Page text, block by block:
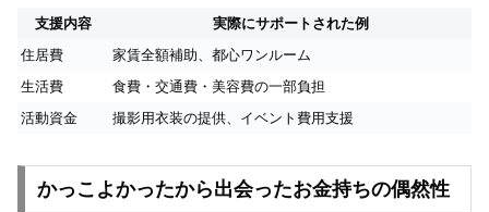
支援内容
実際にサポートされた例
住居費
家賃全額補助、都心ワンルーム
生活費
食費・交通費・美容費の一部負担
活動資金
撮影用衣装の提供、イベント費用支援
かっこよかったから出会ったお金持ちの偶然性